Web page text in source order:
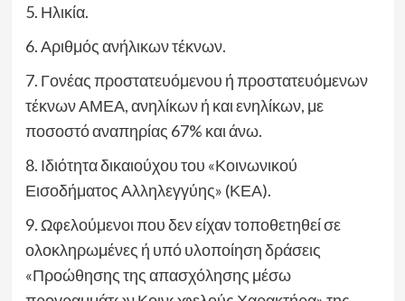
5. Ηλικία.
6. Αριθμός ανήλικων τέκνων.
7. Γονέας προστατευόμενου ή προστατευόμενων
τέκνων ΑΜΕΑ, ανηλίκων ή και ενηλίκων, με
ποσοστό αναπηρίας 67% και άνω.
8. Ιδιότητα δικαιούχου του «Κοινωνικού
Εισοδήματος Αλληλεγγύης» (ΚΕΑ).
9. Ωφελούμενοι που δεν είχαν τοποθετηθεί σε
ολοκληρωμένες ή υπό υλοποίηση δράσεις
«Προώθησης της απασχόλησης μέσω